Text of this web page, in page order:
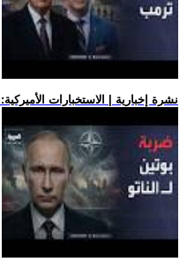
.. نشرة إخبارية | الاستخبارات